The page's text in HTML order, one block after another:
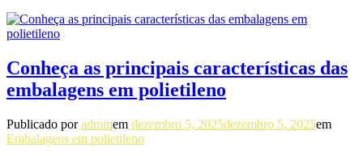
Conheça as principais características das
embalagens em polietileno
Publicado poradminem dezembro 5, 2025dezembro 5, 2025em
Embalagens em polietileno